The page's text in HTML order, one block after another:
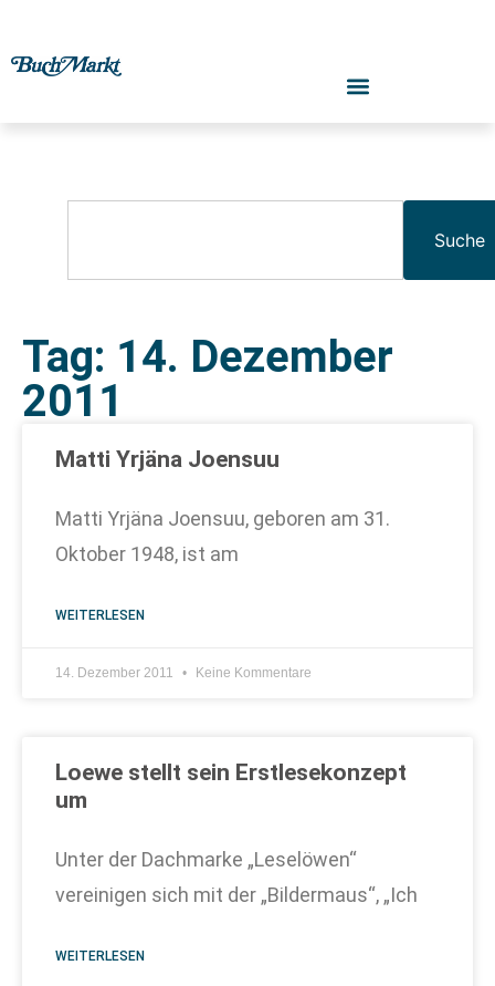
Suche
Tag: 14. Dezember
2011
Matti Yrjäna Joensuu
Matti Yrjäna Joensuu, geboren am 31.
Oktober 1948, ist am
WEITERLESEN
14. Dezember 2011 Keine Kommentare
Loewe stellt sein Erstlesekonzept
um
Unter der Dachmarke „Leselöwen“
vereinigen sich mit der „Bildermaus“, „Ich
WEITERLESEN